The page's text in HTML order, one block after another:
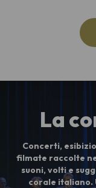
La
Concerti,
filmate raccolte
suoni, volti e
corale italiano.